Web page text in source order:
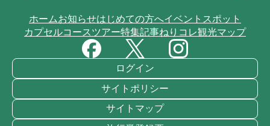
ホームお知らせはじめての方へイベントスポット
カプセルコースツアー特集記事ねりコレ観光マップ
ログイン
サイトポリシー
サイトマップ